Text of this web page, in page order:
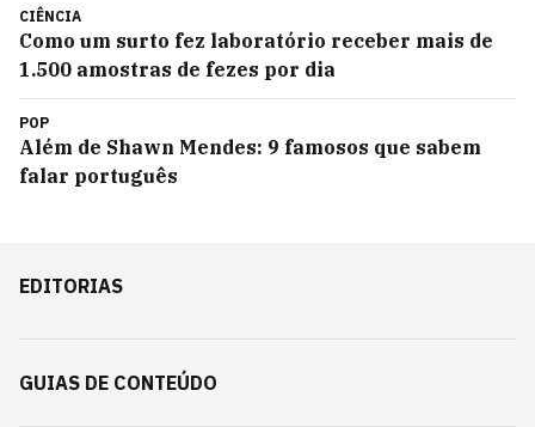
CIÊNCIA
Como um surto fez laboratório receber mais de
1.500 amostras de fezes por dia
POP
Além de Shawn Mendes: 9 famosos que sabem
falar português
EDITORIAS
GUIAS DE CONTEÚDO